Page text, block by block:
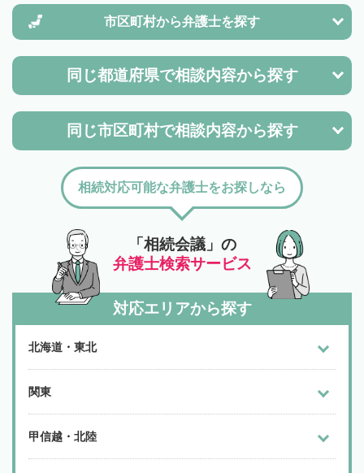
市区町村から弁護士を探す
同じ都道府県で相談内容から探す
同じ市区町村で相談内容から探す
「相続会議」の
弁護士検索サービス
相続対応可能な弁護士をお探しなら
対応エリアから探す
北海道・東北
関東
甲信越・北陸